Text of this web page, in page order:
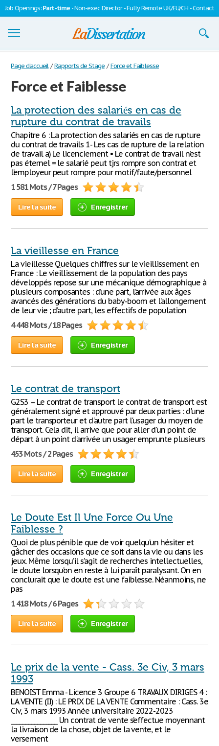
Job Openings:Part-time -Non-exec Director- Fully Remote UK/EU/CH -Contact
Dissertations
S'inscrire
Se connecter
Contactez-nous
Page d'accueil / Rapports de Stage / Force et Faiblesse
Force et Faiblesse
La protection des salariés en cas de
rupture du contrat de travails
Chapitre 6 : La protection des salariés en cas de rupture
du contrat de travails 1- Les cas de rupture de la relation
de travail a) Le licenciement • Le contrat de travail n’est
pas éternel = le salarié peut tjrs rompre son contrat et
l’employeur peut rompre pour motif/faute/personnel
1 581 Mots / 7 Pages
Lire la suite Enregistrer
La vieillesse en France
La vieillesse Quelques chiffres sur le vieillissement en
France : Le vieillissement de la population des pays
développés repose sur une mécanique démographique à
plusieurs composantes : d’une part, l’arrivée aux âges
avancés des générations du baby-boom et l’allongement
de leur vie ; d’autre part, les effectifs de population
4 448 Mots / 18 Pages
Lire la suite Enregistrer
Le contrat de transport
G2S3 – Le contrat de transport le contrat de transport est
généralement signé et approuvé par deux parties : d'une
part le transporteur et d'autre part l'usager du moyen de
transport. Cela dit, il arrive que pour aller d'un point de
départ à un point d'arrivée un usager emprunte plusieurs
453 Mots / 2 Pages
Lire la suite Enregistrer
Le Doute Est Il Une Force Ou Une
Faiblesse ?
Quoi de plus pénible que de voir quelqu’un hésiter et
gâcher des occasions que ce soit dans la vie ou dans les
jeux. Même lorsqu’il s’agit de recherches intellectuelles,
le doute lorsqu’on en reste à lui paraît paralysant. On en
conclurait que le doute est une faiblesse. Néanmoins, ne
pas
1 418 Mots / 6 Pages
Lire la suite Enregistrer
Le prix de la vente - Cass. 3e Civ, 3 mars
1993
BENOIST Emma - Licence 3 Groupe 6 TRAVAUX DIRIGES 4 :
LA VENTE (II) : LE PRIX DE LA VENTE Commentaire : Cass. 3e
Civ, 3 mars 1993 Année universitaire 2022-2023
________________ Un contrat de vente s’effectue moyennant
la livraison de la chose, objet de la vente, et le
versement